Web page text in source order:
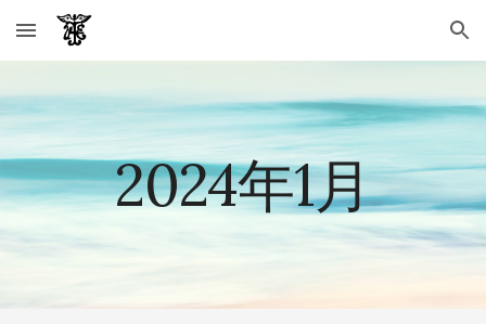
Skip to main content Skip to navigation
2024年1月